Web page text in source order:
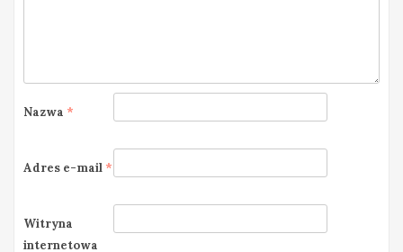
Nazwa *
Adres e-mail *
Witryna
internetowa